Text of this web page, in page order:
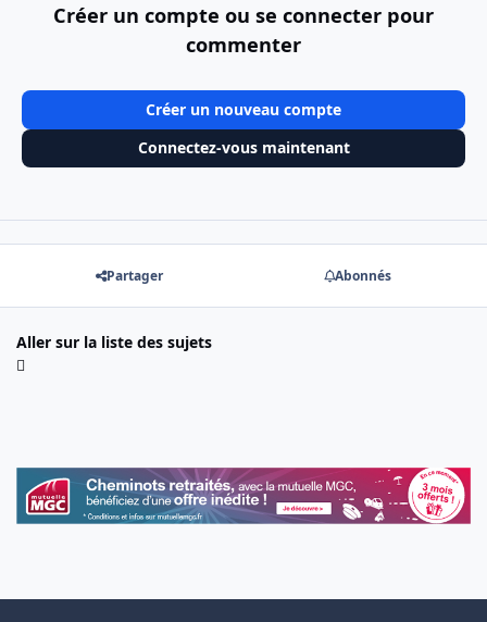
Créer un compte ou se connecter pour
commenter
Créer un nouveau compte
Connectez-vous maintenant
Partager Abonnés
Aller sur la liste des sujets